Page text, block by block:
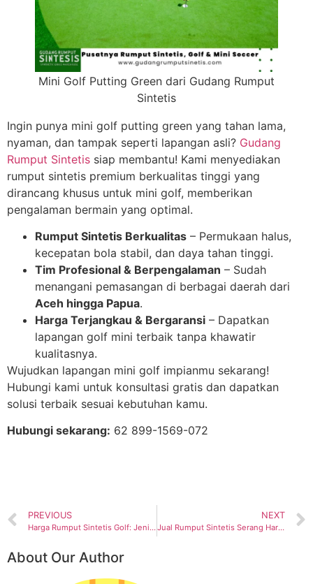
Mini Golf Putting Green dari Gudang Rumput
Sintetis
Ingin punya mini golf putting green yang tahan lama,
nyaman, dan tampak seperti lapangan asli? Gudang
Rumput Sintetis siap membantu! Kami menyediakan
rumput sintetis premium berkualitas tinggi yang
dirancang khusus untuk mini golf, memberikan
pengalaman bermain yang optimal.
Rumput Sintetis Berkualitas – Permukaan halus,
kecepatan bola stabil, dan daya tahan tinggi.
Tim Profesional & Berpengalaman – Sudah
menangani pemasangan di berbagai daerah dari
Aceh hingga Papua.
Harga Terjangkau & Bergaransi – Dapatkan
lapangan golf mini terbaik tanpa khawatir
kualitasnya.
Wujudkan lapangan mini golf impianmu sekarang!
Hubungi kami untuk konsultasi gratis dan dapatkan
solusi terbaik sesuai kebutuhan kamu.
Hubungi sekarang: 62 899-1569-072
PREVIOUS
Harga Rumput Sintetis Golf: Jenis dan Perhitungan Biayanya
NEXT
Jual Rumput Sintetis Serang Harga Gudang, Kualitas Terbaik
About Our Author